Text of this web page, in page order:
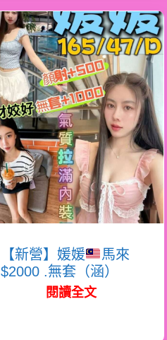
【新營】媛媛
馬來
$2000 .無套（涵）
閱讀全文